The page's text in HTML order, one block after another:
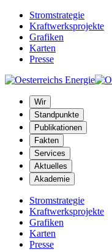
Stromstrategie
Kraftwerksprojekte
Grafiken
Karten
Presse
Wir
Standpunkte
Publikationen
Fakten
Services
Aktuelles
Akademie
Stromstrategie
Kraftwerksprojekte
Grafiken
Karten
Presse